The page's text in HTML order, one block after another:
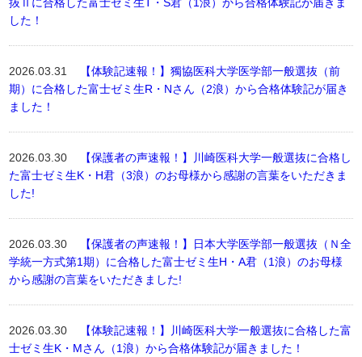
した！
2026.03.31
【体験記速報！】獨協医科大学医学部一般選抜（前
期）に合格した富士ゼミ生R・Nさん（2浪）から合格体験記が届き
ました！
2026.03.30
【保護者の声速報！】川崎医科大学一般選抜に合格し
た富士ゼミ生K・H君（3浪）のお母様から感謝の言葉をいただきま
した!
2026.03.30
【保護者の声速報！】日本大学医学部一般選抜（Ｎ全
学統一方式第1期）に合格した富士ゼミ生H・A君（1浪）のお母様
から感謝の言葉をいただきました!
2026.03.30
【体験記速報！】川崎医科大学一般選抜に合格した富
士ゼミ生K・Mさん（1浪）から合格体験記が届きました！